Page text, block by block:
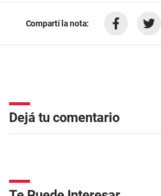
Compartí la nota:
Dejá tu comentario